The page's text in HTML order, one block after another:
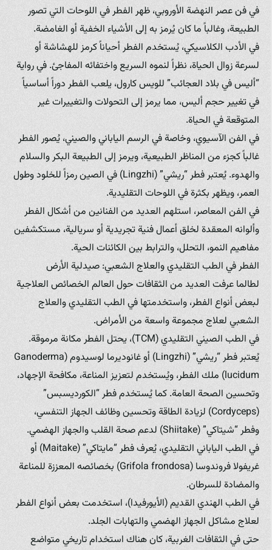
في فن عصر النهضة الأوروبي، ظهر الفطر في اللوحات التي تصور
الطبيعة، وغالباً ما كان يُرمز به إلى الأشياء الخفية أو الغامضة.
في الأدب الكلاسيكي، يُستخدم الفطر أحياناً كرمز للهشاشة أو
لسرعة زوال الحياة، نظراً لنموه السريع واختفائه المفاجئ. في رواية
“أليس في بلاد العجائب” للويس كارول، يلعب الفطر دوراً أساسياً
في تغيير حجم أليس، مما يرمز إلى التحولات والتغييرات غير
المتوقعة في الحياة.
في الفن الآسيوي، وخاصة في الرسم الياباني والصيني، يُصور الفطر
غالباً كجزء من المناظر الطبيعية، ويرمز إلى الطبيعة البكر والسلام
والهدوء. يُعتبر فطر “ريشي” (Lingzhi) في الصين رمزاً للخلود وطول
العمر، ويظهر بكثرة في اللوحات التقليدية.
في الفن المعاصر، استلهم العديد من الفنانين من أشكال الفطر
وألوانه المعقدة لخلق أعمال فنية تجريدية أو سريالية، مستكشفين
مفاهيم النمو، التحلل، والترابط بين الكائنات الحية.
الفطر في الطب التقليدي والعلاج الشعبي: صيدلية الأرض
لطالما عرفت العديد من الثقافات حول العالم الخصائص العلاجية
لبعض أنواع الفطر، واستخدمتها في الطب التقليدي والعلاج
الشعبي لعلاج مجموعة واسعة من الأمراض.
في الطب الصيني التقليدي (TCM)، يحتل الفطر مكانة مرموقة.
يُعتبر فطر “ريشي” (Lingzhi) أو غانوديرما لوسيدوم (Ganoderma
lucidum) ملك الفطر، ويُستخدم لتعزيز المناعة، مكافحة الإجهاد،
وتحسين الصحة العامة. كما يُستخدم فطر “الكورديسبس”
(Cordyceps) لزيادة الطاقة وتحسين وظائف الجهاز التنفسي،
وفطر “شيتاكي” (Shiitake) لدعم صحة القلب والجهاز الهضمي.
في الطب الياباني التقليدي، يُعرف فطر “مايتاكي” (Maitake) أو
غريفولا فروندوسا (Grifola frondosa) بخصائصه المعززة للمناعة
والمضادة للسرطان.
في الطب الهندي القديم (الأيورفيدا)، استخدمت بعض أنواع الفطر
لعلاج مشاكل الجهاز الهضمي والتهابات الجلد.
حتى في الثقافات الغربية، كان هناك استخدام تاريخي متواضع